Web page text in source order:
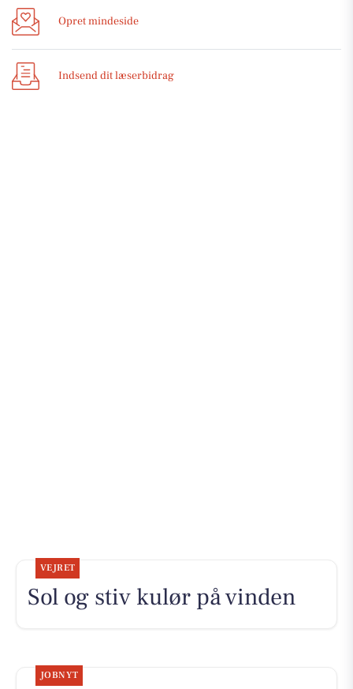
Opret mindeside
Indsend dit læserbidrag
VEJRET
Sol og stiv kulør på vinden
JOBNYT